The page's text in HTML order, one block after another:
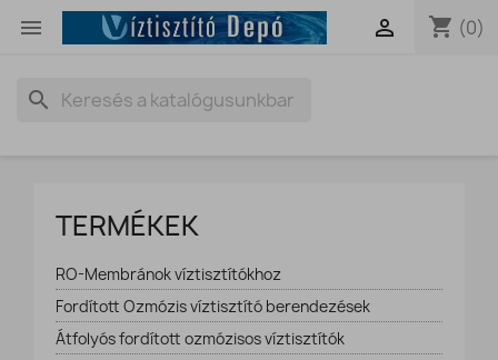
 shopping_cart (0)

search
TERMÉKEK
RO-Membránok víztisztítókhoz
Fordított Ozmózis víztisztító berendezések
Átfolyós fordított ozmózisos víztisztítók